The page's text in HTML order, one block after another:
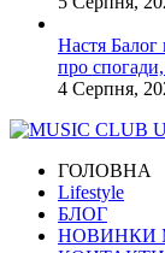
Настя Балог
про
4 Серпня,
ГОЛОВНА
Lifestyle
БЛОГ
НОВИНКИ